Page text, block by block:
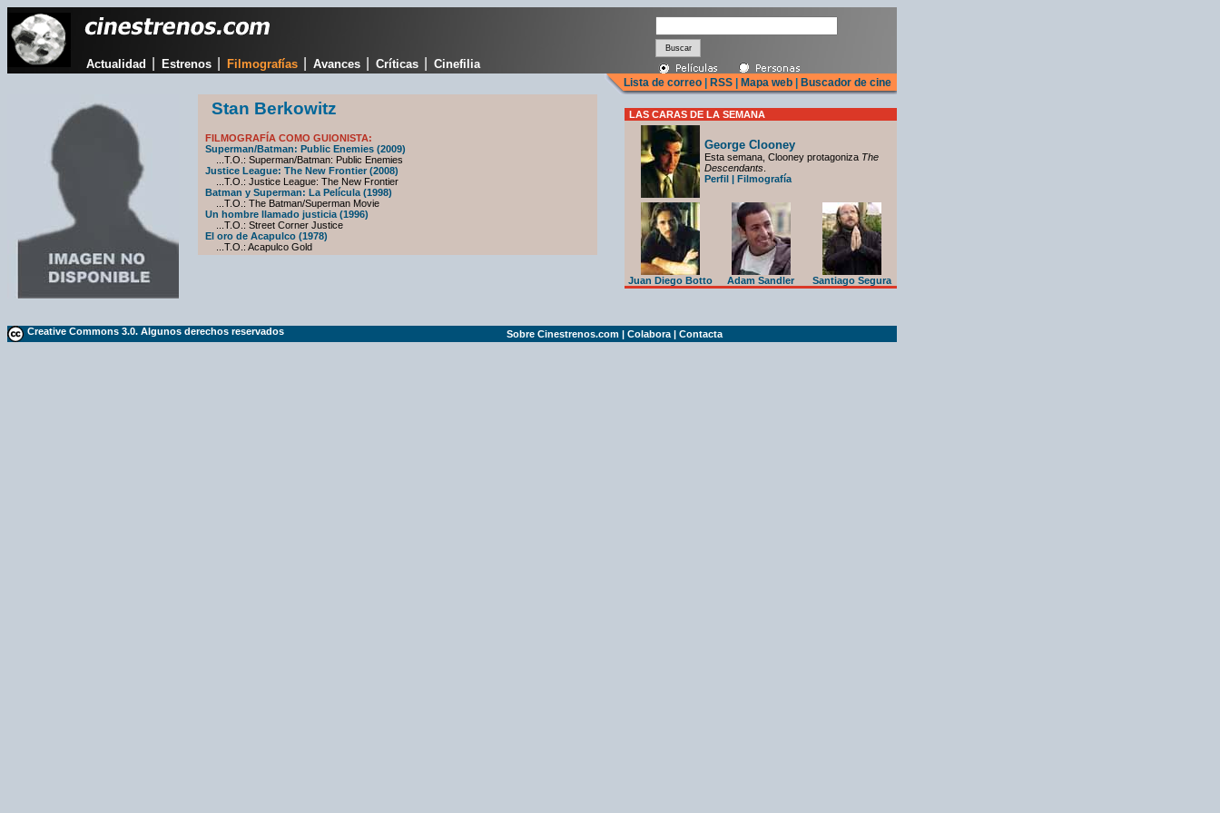
Actualidad Estrenos Filmografías Avances Críticas Cinefilia
Lista de correo RSS Mapa web Buscador de cine
Stan Berkowitz
FILMOGRAFÍA COMO GUIONISTA:
Superman/Batman: Public Enemies (2009)
...T.O.: Superman/Batman: Public Enemies
Justice League: The New Frontier (2008)
...T.O.: Justice League: The New Frontier
Batman y Superman: La Película (1998)
...T.O.: The Batman/Superman Movie
Un hombre llamado justicia (1996)
...T.O.: Street Corner Justice
El oro de Acapulco (1978)
...T.O.: Acapulco Gold
LAS CARAS DE LA SEMANA
George Clooney
Esta semana, Clooney protagoniza The
Descendants
Perfil | Filmografía
Juan Diego Botto Adam Sandler Santiago Segura
Creative Commons 3.0. Algunos derechos reservados Sobre Cinestrenos.com | Colabora | Contacta